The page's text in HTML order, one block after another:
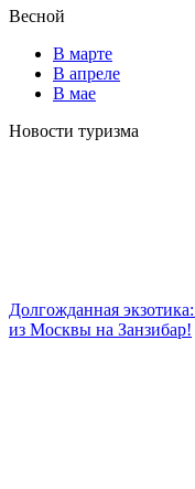
Весной
В марте
В апреле
В мае
Новости туризма
Долгожданная
из Москвы на Занзибар!